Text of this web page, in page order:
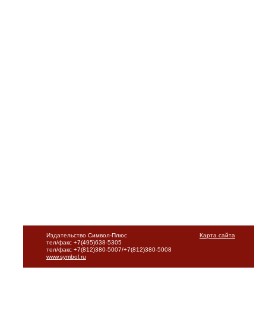
Карта сайта
Издательство Символ-Плюс
тел/факс +7(495)638-5305
тел/факс +7(812)380-5007/+7(812)380-5008
www.symbol.ru